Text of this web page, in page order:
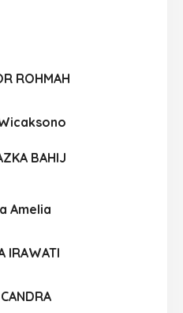
ROHMAH
BAHIJ
Amelia
IRAWATI